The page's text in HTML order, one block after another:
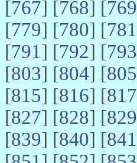
[767] [768] [769
[779] [780] [781
[791] [792] [793
[803] [804] [805
[815] [816] [817
[827] [828] [829
[839] [840] [841